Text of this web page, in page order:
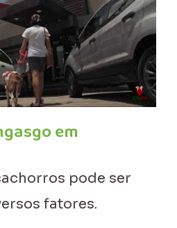
em
pode ser
fatores.